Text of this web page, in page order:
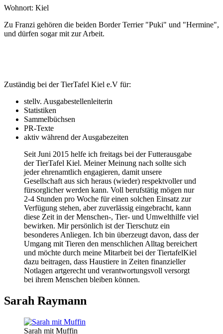
Wohnort: Kiel
Zu Franzi gehören die beiden Border Terrier "Puki" und "Hermine",
und dürfen sogar mit zur Arbeit.
Zuständig bei der TierTafel Kiel e.V für:
stellv. Ausgabestellenleiterin
Statistiken
Sammelbüchsen
PR-Texte
aktiv während der Ausgabezeiten
Seit Juni 2015 helfe ich freitags bei der Futterausgabe
der TierTafel Kiel. Meiner Meinung nach sollte sich
jeder ehrenamtlich engagieren, damit unsere
Gesellschaft aus sich heraus (wieder) respektvoller und
fürsorglicher werden kann. Voll berufstätig mögen nur
2-4 Stunden pro Woche für einen solchen Einsatz zur
Verfügung stehen, aber zuverlässig eingebracht, kann
diese Zeit in der Menschen-, Tier- und Umwelthilfe viel
bewirken. Mir persönlich ist der Tierschutz ein
besonderes Anliegen. Ich bin überzeugt davon, dass der
Umgang mit Tieren den menschlichen Alltag bereichert
und möchte durch meine Mitarbeit bei der TiertafelKiel
dazu beitragen, dass Haustiere in Zeiten finanzieller
Notlagen artgerecht und verantwortungsvoll versorgt
bei ihrem Menschen bleiben können.
Sarah Raymann
Sarah mit Muffin